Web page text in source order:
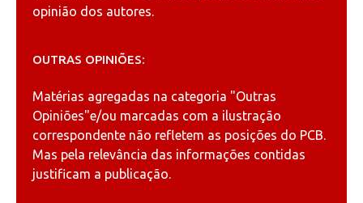
opinião dos autores.
OUTRAS OPINIÕES:
Matérias agregadas na categoria "Outras
Opiniões"e/ou marcadas com a ilustração
correspondente não refletem as posições do PCB.
Mas pela relevância das informações contidas
justificam a publicação.